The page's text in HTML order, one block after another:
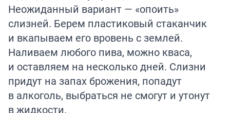
Неожиданный вариант — «опоить»
слизней. Берем пластиковый стаканчик
и вкапываем его вровень с землей.
Наливаем любого пива, можно кваса,
и оставляем на несколько дней. Слизни
придут на запах брожения, попадут
в алкоголь, выбраться не смогут и утонут
в жидкости.